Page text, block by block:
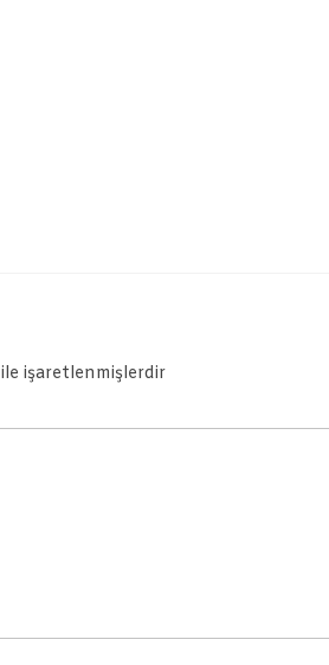
ile işaretlenmişlerdir